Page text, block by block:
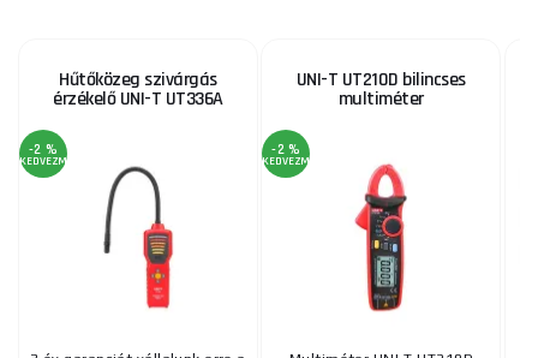
Hűtőközeg szivárgás
érzékelő UNI-T UT336A
-2 %
KEDVEZMÉNY
UNI-T UT210D bilincses
multiméter
-2 %
KEDVEZMÉNY